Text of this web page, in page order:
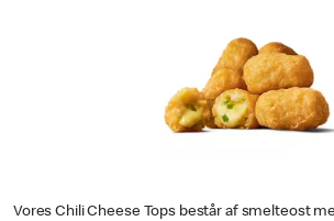
Vores Chili Cheese Tops består af smelteost